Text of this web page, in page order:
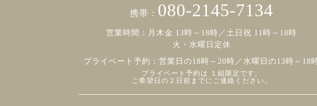
携帯： 080-2145-7134
営業時間：月木金 13時～18時／土日祝 11時～18時
火・水曜日定休
プライベート予約： 営業日の18時～20時／水曜日の13時～18
プライベート予約は １組限定です。
ご希望日の２日前までにご連絡ください。